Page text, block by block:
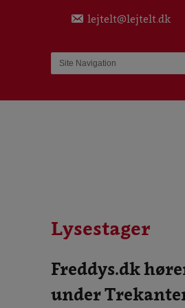
lejtelt@lejtelt.dk
Lysestager
Freddys.dk
under